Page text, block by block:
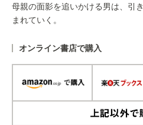
母親の面影を追いかける男は、引
まれていく。
オンライン書店で購入